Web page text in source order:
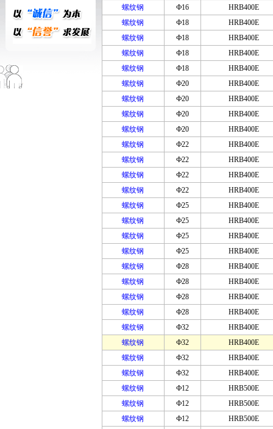
螺纹钢
Ф16
HRB400E
螺纹钢
Ф18
HRB400E
螺纹钢
Ф18
HRB400E
螺纹钢
Ф18
HRB400E
螺纹钢
Ф18
HRB400E
螺纹钢
Ф20
HRB400E
螺纹钢
Ф20
HRB400E
螺纹钢
Ф20
HRB400E
螺纹钢
Ф20
HRB400E
螺纹钢
Ф22
HRB400E
螺纹钢
Ф22
HRB400E
螺纹钢
Ф22
HRB400E
螺纹钢
Ф22
HRB400E
螺纹钢
Ф25
HRB400E
螺纹钢
Ф25
HRB400E
螺纹钢
Ф25
HRB400E
螺纹钢
Ф25
HRB400E
螺纹钢
Ф28
HRB400E
螺纹钢
Ф28
HRB400E
螺纹钢
Ф28
HRB400E
螺纹钢
Ф28
HRB400E
螺纹钢
Ф32
HRB400E
螺纹钢
Ф32
HRB400E
螺纹钢
Ф32
HRB400E
螺纹钢
Ф32
HRB400E
螺纹钢
Ф12
HRB500E
螺纹钢
Ф12
HRB500E
螺纹钢
Ф12
HRB500E